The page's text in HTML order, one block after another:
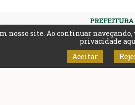
PRAÇA
OURO PRETO
© Desenvolvido pela
site. Ao continuar navegando,
privacidade
Aceitar